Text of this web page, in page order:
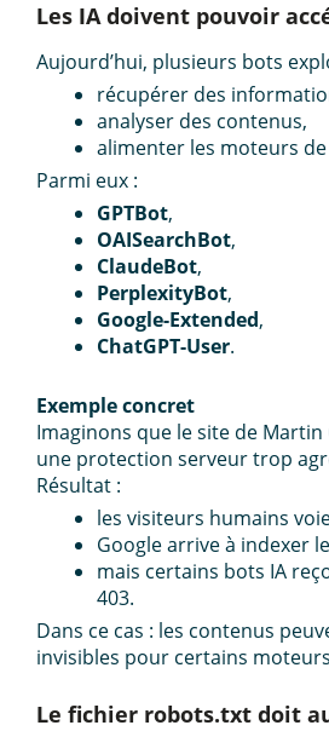
Les IA doivent pouvoir
Aujourd’hui, plusieurs bots
récupérer des
analyser des contenus,
alimenter les moteurs de
Parmi eux :
GPTBot,
OAISearchBot,
ClaudeBot,
PerplexityBot,
Google-Extended,
ChatGPT-User.
Exemple concret
Imaginons que le site de
une protection serveur trop
Résultat :
les visiteurs humains
Google arrive à indexer
mais certains bots IA
403.
Dans ce cas : les contenus
invisibles pour certains
Le fichier robots.txt doit